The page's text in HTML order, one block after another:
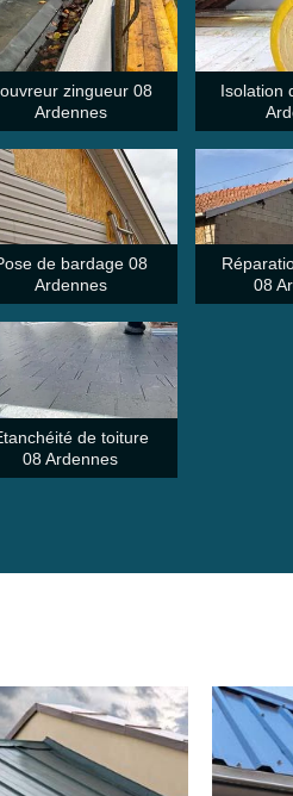
zingueur 08
Ardennes
Isolation
de bardage 08
Ardennes
08
de toiture
08 Ardennes